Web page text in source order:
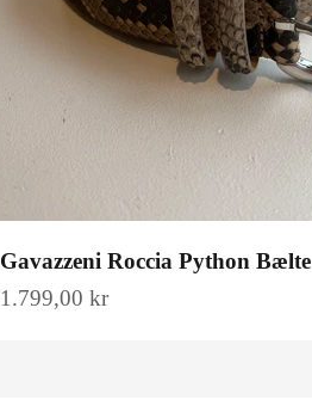
Gavazzeni Roccia Python Bælte
Salgspris
1.799,00 kr